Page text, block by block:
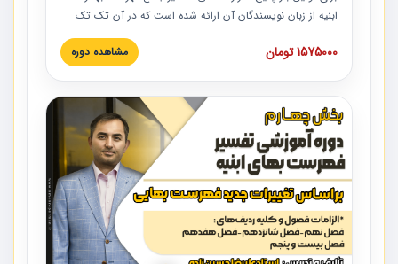
ابنیه از زبان نویسندگان آن ارائه شده است که در آن تک تک
ردیف ها و مطالب فهرست بها تفسیر و ارائه شده است. این
دوره به صورت کامل تصویری بوده و به همراه تصاویر عملیات
دوره با کلام مهندس علیرضاحسین‌زاده مدیر پروژه مهندسی
مشاور در امر بازنگری فهرست بها رشته ابنیه ارائه شده و به تمام
همکارانی که در حوزه صنعت ساخت در حال فعالیت هستند حتما
توصیه می کنیم از مطالب این دوره استفاده نمایند.
1575000 تومان مشاهده دوره